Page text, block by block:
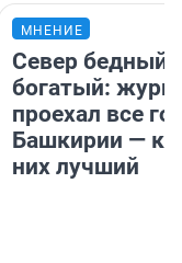
МНЕНИЕ
Север бедный,
богатый:
проехал все
Башкирии —
них лучший